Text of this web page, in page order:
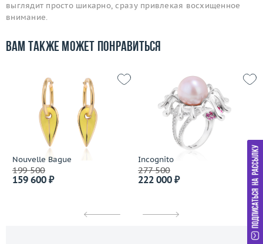
выглядит просто шикарно, сразу привлекая восхищенное
внимание.
Вам также может понравиться
Nouvelle Bague
199 500
159 600 ₽
Incognito
277 500
222 000 ₽